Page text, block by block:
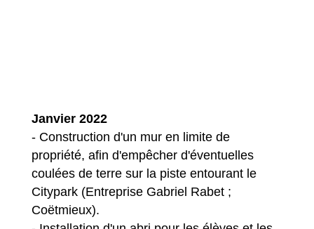
Janvier 2022
- Construction d'un mur en limite de
propriété, afin d'empêcher d'éventuelles
coulées de terre sur la piste entourant le
Citypark (Entreprise Gabriel Rabet ;
Coëtmieux).